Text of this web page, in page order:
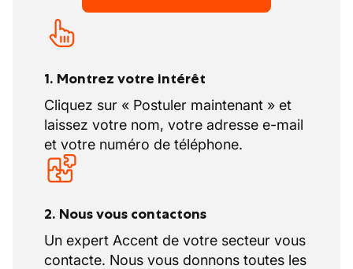
1. Montrez votre intérêt
Cliquez sur « Postuler maintenant » et
laissez votre nom, votre adresse e-mail
et votre numéro de téléphone.
2. Nous vous contactons
Un expert Accent de votre secteur vous
contacte. Nous vous donnons toutes les